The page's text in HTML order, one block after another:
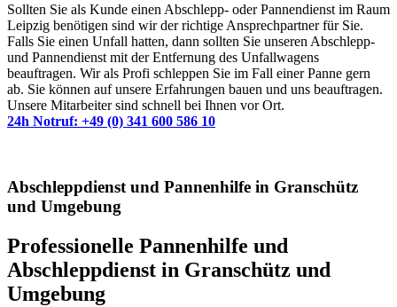
Sollten Sie als Kunde einen Abschlepp- oder Pannendienst im Raum
Leipzig benötigen sind wir der richtige Ansprechpartner für Sie.
Falls Sie einen Unfall hatten, dann sollten Sie unseren Abschlepp-
und Pannendienst mit der Entfernung des Unfallwagens
beauftragen. Wir als Profi schleppen Sie im Fall einer Panne gern
ab. Sie können auf unsere Erfahrungen bauen und uns beauftragen.
Unsere Mitarbeiter sind schnell bei Ihnen vor Ort.
24h Notruf: +49 (0) 341 600 586 10
Abschleppdienst und Pannenhilfe in Granschütz
und Umgebung
Professionelle Pannenhilfe und
Abschleppdienst in Granschütz und
Umgebung